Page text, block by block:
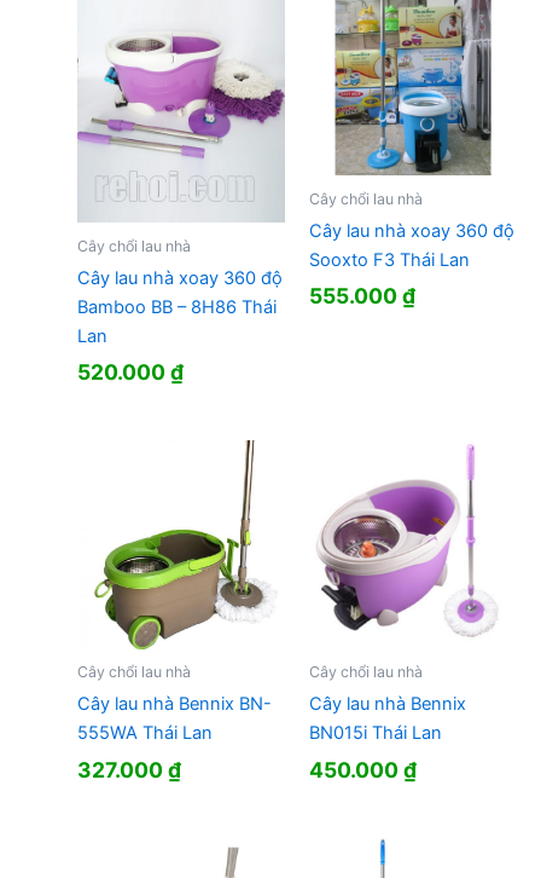
Cây chổi lau nhà
Cây lau nhà xoay 360 độ
Bamboo BB – 8H86 Thái
Lan
520.000₫
Cây chổi lau nhà
Cây lau nhà xoay 360 độ
Sooxto F3 Thái Lan
555.000₫
Cây chổi lau nhà
Cây lau nhà Bennix BN-
555WA Thái Lan
327.000₫
Cây chổi lau nhà
Cây lau nhà Bennix
BN015i Thái Lan
450.000₫